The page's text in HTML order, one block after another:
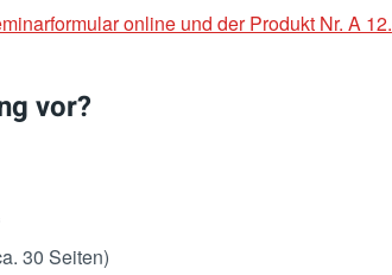
online und der Produkt Nr. A 12.
vor?
30 Seiten)